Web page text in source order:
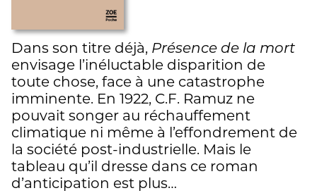
Dans son titre déjà, Présence de la mort
envisage l’inéluctable disparition de
toute chose, face à une catastrophe
imminente. En 1922, C.F. Ramuz ne
pouvait songer au réchauffement
climatique ni même à l’effondrement de
la société post-industrielle. Mais le
tableau qu’il dresse dans ce roman
d’anticipation est plus…